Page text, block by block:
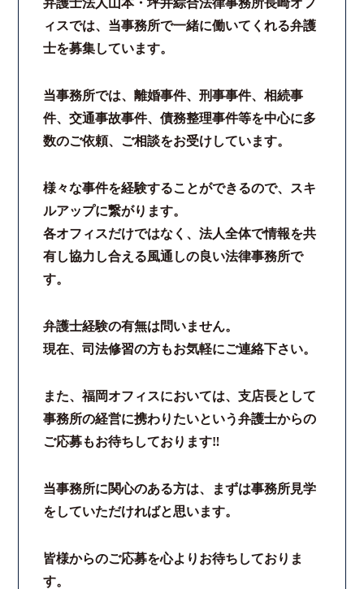
弁護士法人山本・坪井綜合法律事務所長崎オフ
ィスでは、当事務所で一緒に働いてくれる弁護
士を募集しています。
当事務所では、離婚事件、刑事事件、相続事
件、交通事故事件、債務整理事件等を中心に多
数のご依頼、ご相談をお受けしています。
様々な事件を経験することができるので、スキ
ルアップに繋がります。
各オフィスだけではなく、法人全体で情報を共
有し協力し合える風通しの良い法律事務所で
す。
弁護士経験の有無は問いません。
現在、司法修習の方もお気軽にご連絡下さい。
また、福岡オフィスにおいては、支店長として
事務所の経営に携わりたいという弁護士からの
ご応募もお待ちしております‼
当事務所に関心のある方は、まずは事務所見学
をしていただければと思います。
皆様からのご応募を心よりお待ちしておりま
す。